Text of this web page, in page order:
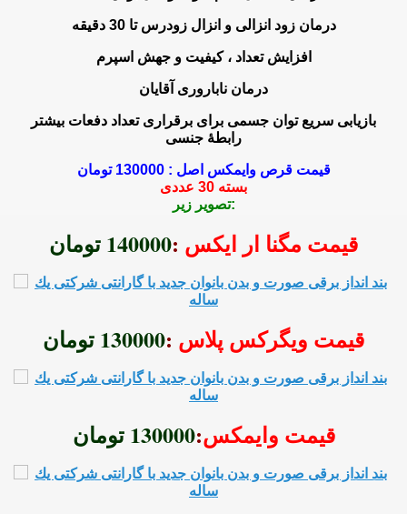
درمان زود انزالی و انزال زودرس تا 30 دقیقه
افزایش تعداد ، کیفیت و جهش اسپرم
درمان ناباروری آقایان
بازیابی سریع توان جسمی برای برقراری تعداد دفعات بیشتر
رابطۀ جنسی
قیمت قرص وایمکس اصل : 130000 تومان
بسته 30 عددی
تصویر زیر:
قیمت مگنا ار ایکس :140000 تومان
قیمت ویگرکس پلاس :130000 تومان
قیمت وایمکس:130000 تومان
=> زایش سایز الت، روش های افزایش
=> برچسب:
=> درمان زودانزالی (شل بودن کمر) به مدت ۱۰ الی ۲۰ دقیقه درمان مشکلات نعوظ